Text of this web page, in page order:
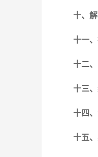
十、
十一
十二
十三
十四
十五